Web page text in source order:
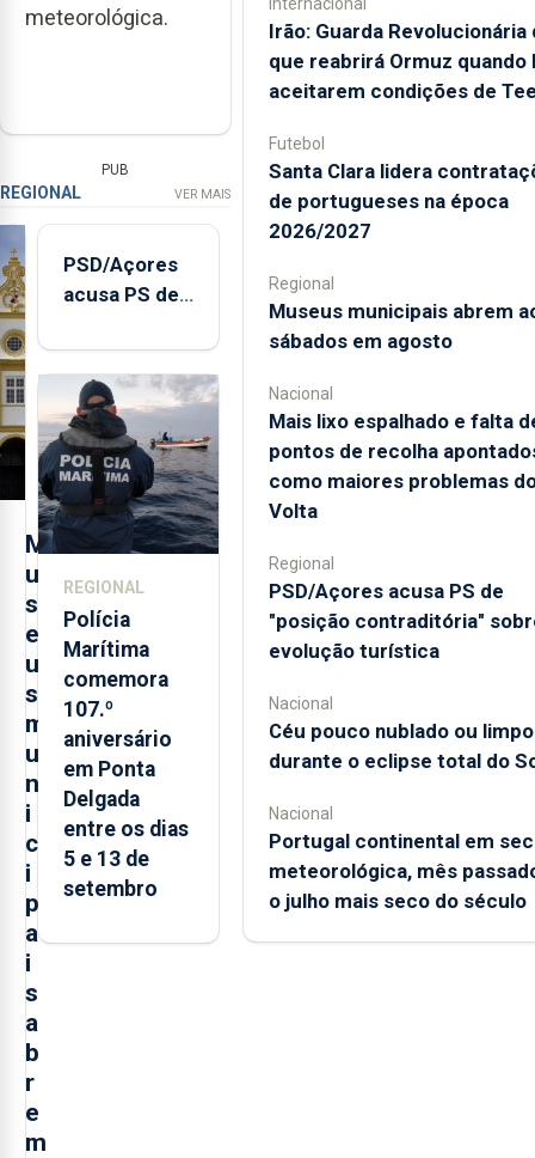
meteorológica.
PUB
REGIONAL VER MAIS
M
u
s
e
u
s
m
u
n
i
c
i
p
a
i
s
a
b
r
e
m
PSD/Açores
acusa PS de
contraditória"
sobre
evolução
turística
REGIONAL
Polícia
Marítima
comemora
107.º
aniversário
em Ponta
Delgada
entre os dias
5 e 13 de
setembro
Irão: Guarda Revolucionária
que reabrirá Ormuz quando
aceitarem condições de
Futebol
Santa Clara lidera
de portugueses na época
2026/2027
Regional
Museus municipais abrem
sábados em agosto
Nacional
Mais lixo espalhado e falta
pontos de recolha
como maiores problemas
Volta
Regional
PSD/Açores acusa PS de
"posição contraditória"
evolução turística
Nacional
Céu pouco nublado ou limpo
durante o eclipse total do
Nacional
Portugal continental em
meteorológica, mês
o julho mais seco do século